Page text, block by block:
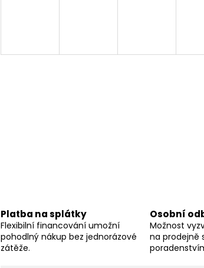
Platba na splátky
Flexibilní financování umožní
pohodlný nákup bez jednorázové
zátěže.
Osobní
Možnost
na prodejně